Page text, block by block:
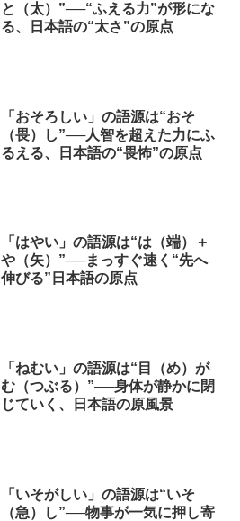
と（太）”──“ふえる力”が形にな
る、日本語の“太さ”の原点
「おそろしい」の語源は“おそ
（畏）し”──人智を超えた力にふ
るえる、日本語の“畏怖”の原点
「はやい」の語源は“は（端）＋
や（矢）”──まっすぐ速く“先へ
伸びる”日本語の原点
「ねむい」の語源は“目（め）が
む（つぶる）”──身体が静かに閉
じていく、日本語の原風景
「いそがしい」の語源は“いそ
（急）し”──物事が一気に押し寄